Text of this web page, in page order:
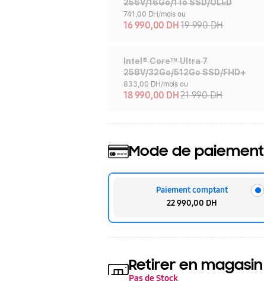
256V/16Go/1To SSD/OLED
741,00 DH/mois ou
16 990,00 DH19 990 DH
Intel® Core™ Ultra 7
258V/32Go/512Go SSD/FHD+
833,00 DH/mois ou
18 990,00 DH21 990 DH
Mode de paiement
Paiement comptant
22 990,00 DH
Retirer en magasin
Pas de Stock